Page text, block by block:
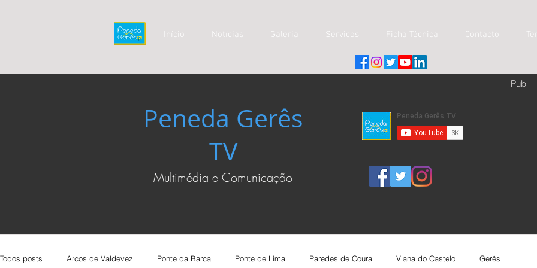
Início Notícias Galeria Serviços Ficha Técnica Contacto
Peneda Gerês
TV
Multimédia e Comunicação
Pub
Todos posts Arcos de Valdevez Ponte da Barca Ponte de Lima Paredes de Coura Viana do Castelo Gerês